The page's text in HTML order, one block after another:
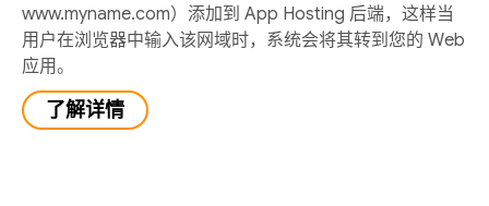
www.myname.com）添加到 App Hosting 后端，这样当
用户在浏览器中输入该网域时，系统会将其转到您的 Web
应用。
了解详情